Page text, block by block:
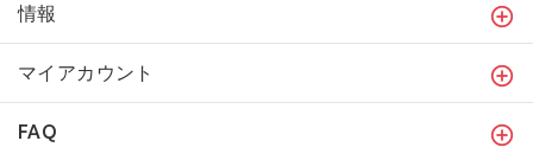
情報
マイアカウント
FAQ